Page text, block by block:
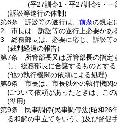
(平27訓令1・平27訓令9・一
(訴訟等遂行の体制)
第6条
訴訟等の遂行は、 前条の規定
2
市長は、訴訟等の遂行上必要があ
3
総務部長は、必要に応じ、訴訟等
(裁判経過の報告)
第7条
所管部長又は所管部長の指定
し、総務部長に合議するものとする
(他の執行機関の依頼による処理)
第8条
市長は、市長以外の執行機関
について依頼があったときは、こ
(準用)
第9条
民事調停(民事調停法(昭和26
る和解の申立てをいう。)及び督促